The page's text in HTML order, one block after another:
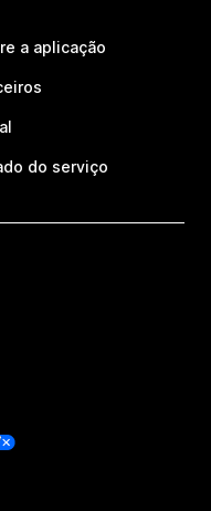
a aplicação
do serviço